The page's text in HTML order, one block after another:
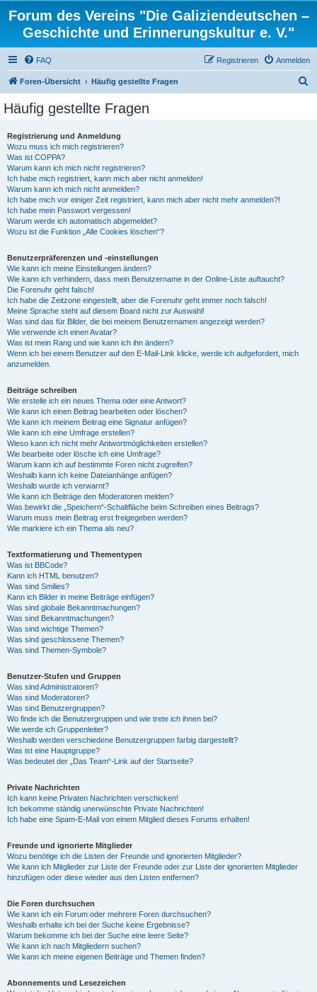
Forum des Vereins "Die Galiziendeutschen –
Geschichte und Erinnerungskultur e. V."
FAQ Anmelden
Registrieren
Foren-Übersicht Häufig gestellte Fragen
Häufig gestellte Fragen
Registrierung und Anmeldung
Wozu muss ich mich registrieren?
Was ist COPPA?
Warum kann ich mich nicht registrieren?
Ich habe mich registriert, kann mich aber nicht anmelden!
Warum kann ich mich nicht anmelden?
Ich habe mich vor einiger Zeit registriert, kann mich aber nicht mehr anmelden?!
Ich habe mein Passwort vergessen!
Warum werde ich automatisch abgemeldet?
Wozu ist die Funktion „Alle Cookies löschen“?
Benutzerpräferenzen und -einstellungen
Wie kann ich meine Einstellungen ändern?
Wie kann ich verhindern, dass mein Benutzername in der Online-Liste auftaucht?
Die Forenuhr geht falsch!
Ich habe die Zeitzone eingestellt, aber die Forenuhr geht immer noch falsch!
Meine Sprache steht auf diesem Board nicht zur Auswahl!
Was sind das für Bilder, die bei meinem Benutzernamen angezeigt werden?
Wie verwende ich einen Avatar?
Was ist mein Rang und wie kann ich ihn ändern?
Wenn ich bei einem Benutzer auf den E-Mail-Link klicke, werde ich aufgefordert, mich
anzumelden.
Beiträge schreiben
Wie erstelle ich ein neues Thema oder eine Antwort?
Wie kann ich einen Beitrag bearbeiten oder löschen?
Wie kann ich meinem Beitrag eine Signatur anfügen?
Wie kann ich eine Umfrage erstellen?
Wieso kann ich nicht mehr Antwortmöglichkeiten erstellen?
Wie bearbeite oder lösche ich eine Umfrage?
Warum kann ich auf bestimmte Foren nicht zugreifen?
Weshalb kann ich keine Dateianhänge anfügen?
Weshalb wurde ich verwarnt?
Wie kann ich Beiträge den Moderatoren melden?
Was bewirkt die „Speichern“-Schaltfläche beim Schreiben eines Beitrags?
Warum muss mein Beitrag erst freigegeben werden?
Wie markiere ich ein Thema als neu?
Textformatierung und Thementypen
Was ist BBCode?
Kann ich HTML benutzen?
Was sind Smilies?
Kann ich Bilder in meine Beiträge einfügen?
Was sind globale Bekanntmachungen?
Was sind Bekanntmachungen?
Was sind wichtige Themen?
Was sind geschlossene Themen?
Was sind Themen-Symbole?
Benutzer-Stufen und Gruppen
Was sind Administratoren?
Was sind Moderatoren?
Was sind Benutzergruppen?
Wo finde ich die Benutzergruppen und wie trete ich ihnen bei?
Wie werde ich Gruppenleiter?
Weshalb werden verschiedene Benutzergruppen farbig dargestellt?
Was ist eine Hauptgruppe?
Was bedeutet der „Das Team“-Link auf der Startseite?
Private Nachrichten
Ich kann keine Privaten Nachrichten verschicken!
Ich bekomme ständig unerwünschte Private Nachrichten!
Ich habe eine Spam-E-Mail von einem Mitglied dieses Forums erhalten!
Freunde und ignorierte Mitglieder
Wozu benötige ich die Listen der Freunde und ignorierten Mitglieder?
Wie kann ich Mitglieder zur Liste der Freunde oder zur Liste der ignorierten Mitglieder
hinzufügen oder diese wieder aus den Listen entfernen?
Die Foren durchsuchen
Wie kann ich ein Forum oder mehrere Foren durchsuchen?
Weshalb erhalte ich bei der Suche keine Ergebnisse?
Warum bekomme ich bei der Suche eine leere Seite?
Wie kann ich nach Mitgliedern suchen?
Wie kann ich meine eigenen Beiträge und Themen finden?
Abonnements und Lesezeichen